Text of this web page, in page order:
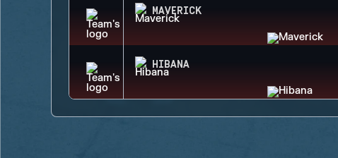
MAVERICK
HIBANA